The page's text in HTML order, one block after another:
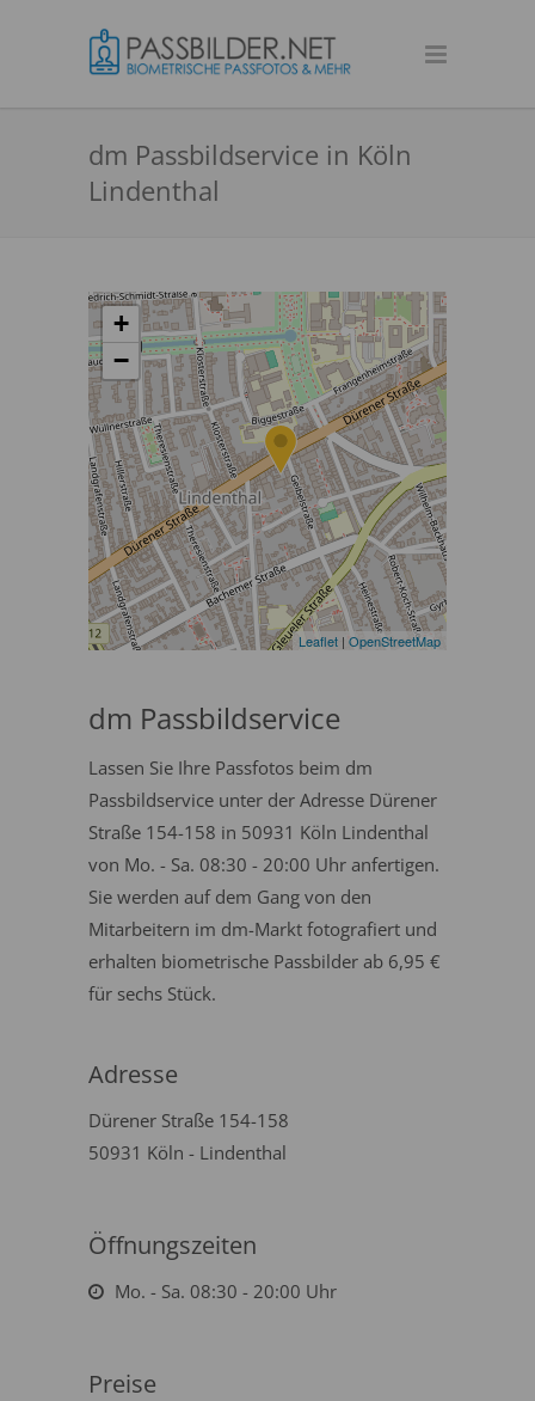
dm Passbildservice in Köln
Lindenthal
+
−
Leaflet | OpenStreetMap
dm Passbildservice
Lassen Sie Ihre Passfotos beim dm
Passbildservice unter der Adresse Dürener
Straße 154-158 in 50931 Köln Lindenthal
von Mo. - Sa. 08:30 - 20:00 Uhr anfertigen.
Sie werden auf dem Gang von den
Mitarbeitern im dm-Markt fotografiert und
erhalten biometrische Passbilder ab 6,95 €
für sechs Stück.
Adresse
Dürener Straße 154-158
50931 Köln - Lindenthal
Öffnungszeiten
Mo. - Sa. 08:30 - 20:00 Uhr
Preise